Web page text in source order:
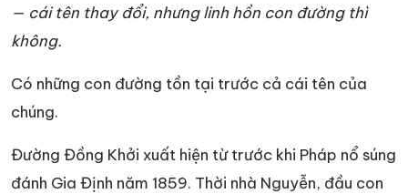
— cái tên thay đổi, nhưng linh hồn con đường thì
không.
Có những con đường tồn tại trước cả cái tên của
chúng.
Đường Đồng Khởi xuất hiện từ trước khi Pháp nổ súng
đánh Gia Định năm 1859. Thời nhà Nguyễn, đầu con